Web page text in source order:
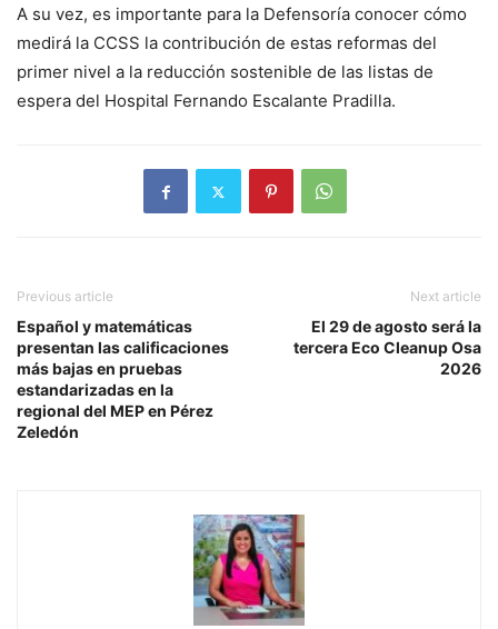
A su vez, es importante para la Defensoría conocer cómo
medirá la CCSS la contribución de estas reformas del
primer nivel a la reducción sostenible de las listas de
espera del Hospital Fernando Escalante Pradilla.
Previous article
Español y matemáticas
presentan las calificaciones
más bajas en pruebas
estandarizadas en la
regional del MEP en Pérez
Zeledón
Next article
El 29 de agosto será la
tercera Eco Cleanup Osa
2026